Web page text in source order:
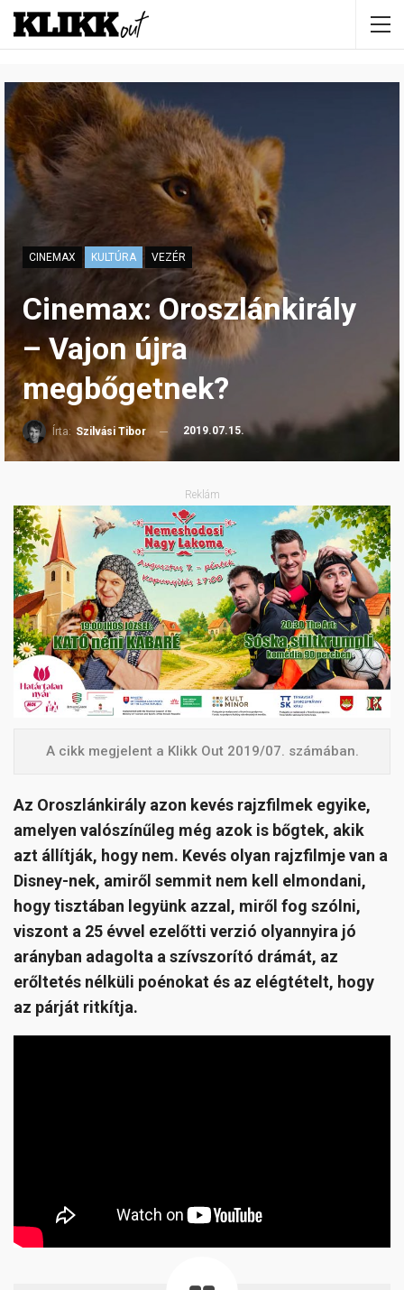
CINEMAX KULTÚRA VEZÉR
Cinemax: Oroszlánkirály
– Vajon újra
megbőgetnek?
Írta: Szilvási Tibor 2019.07.15.
Reklám
A cikk megjelent a Klikk Out 2019/07. számában.
Az Oroszlánkirály azon kevés rajzfilmek egyike,
amelyen valószínűleg még azok is bőgtek, akik
azt állítják, hogy nem. Kevés olyan rajzfilmje van a
Disney-nek, amiről semmit nem kell elmondani,
hogy tisztában legyünk azzal, miről fog szólni,
viszont a 25 évvel ezelőtti verzió olyannyira jó
arányban adagolta a szívszorító drámát, az
erőltetés nélküli poénokat és az elégtételt, hogy
az párját ritkítja.